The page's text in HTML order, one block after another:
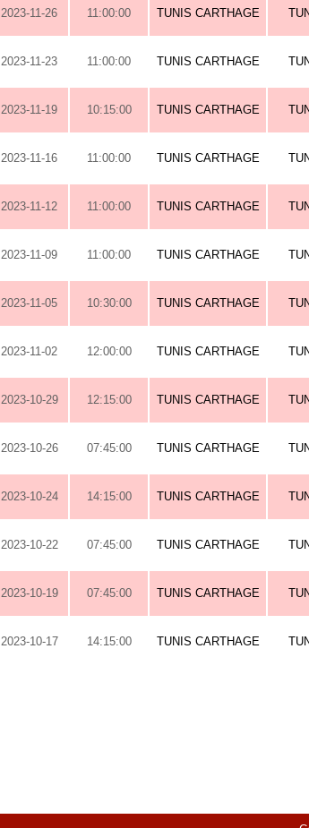
2023-11-26 11:00:00 TUNIS CARTHAGE
2023-11-23 11:00:00 TUNIS CARTHAGE
2023-11-19 10:15:00 TUNIS CARTHAGE
2023-11-16 11:00:00 TUNIS CARTHAGE
2023-11-12 11:00:00 TUNIS CARTHAGE
2023-11-09 11:00:00 TUNIS CARTHAGE
2023-11-05 10:30:00 TUNIS CARTHAGE
2023-11-02 12:00:00 TUNIS CARTHAGE
2023-10-29 12:15:00 TUNIS CARTHAGE
2023-10-26 07:45:00 TUNIS CARTHAGE
2023-10-24 14:15:00 TUNIS CARTHAGE
2023-10-22 07:45:00 TUNIS CARTHAGE
2023-10-19 07:45:00 TUNIS CARTHAGE
2023-10-17 14:15:00 TUNIS CARTHAGE